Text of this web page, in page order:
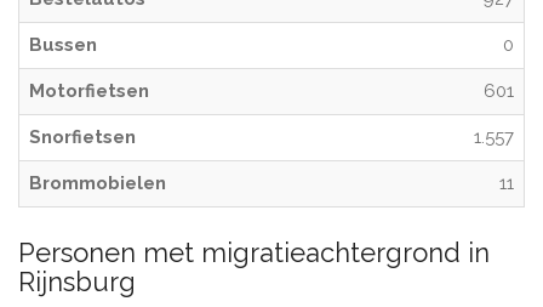
Bussen 0
Motorfietsen 601
Snorfietsen 1.557
Brommobielen 11
Personen met migratieachtergrond in
Rijnsburg